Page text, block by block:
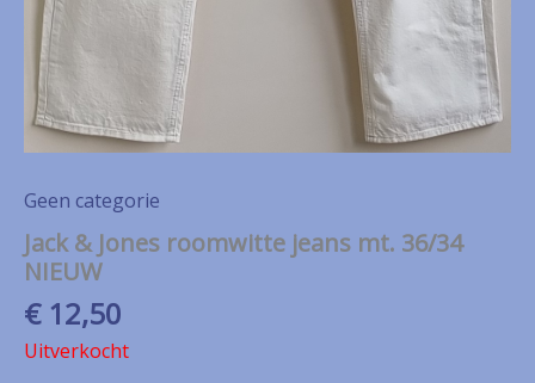
Geen categorie
Jack & Jones roomwitte jeans mt. 36/34
NIEUW
€12,50
Uitverkocht